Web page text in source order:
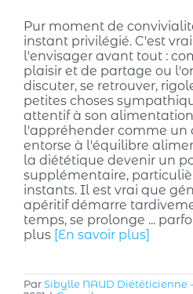
Pur moment de
instant privilégié. C'est
l'envisager avant tout :
plaisir et de partage ou
discuter, se retrouver,
petites choses
attentif à son
l'appréhender comme un
entorse à l'équilibre
la diététique devenir un
supplémentaire,
instants. Il est vrai que
apéritif démarre
temps, se prolonge ...
plus [En savoir plus]
ParSibylle NAUD Diététicienne